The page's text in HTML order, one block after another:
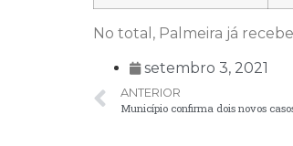
No total, Palmeira já
setembro 3, 2021
ANTERIOR
Município confirma dois novos